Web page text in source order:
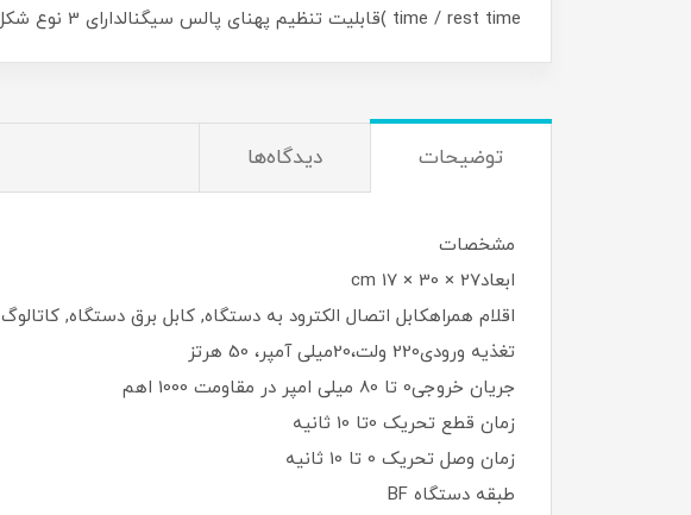
time / rest time )قابلیت تنظیم پهنای پالس سیگنالدارای 3 نوع شکل موجقابلیت تنظیم زمان درمان از ٥ دقیقه تا ٢٠ دقیقه
توضیحات دیدگاه‌ها
مشخصات
ابعاد27 × 30 × 17 cm
اقلام همراهکابل اتصال الکترود به دستگاه, کابل برق دستگاه, کاتالوگ
تغذیه ورودی220 ولت،20میلی آمپر، 50 هرتز
جریان خروجی0 تا 80 میلی امپر در مقاومت 1000 اهم
زمان قطع تحریک 0تا 10 ثانیه
زمان وصل تحریک 0 تا 10 ثانیه
طبقه دستگاه BF